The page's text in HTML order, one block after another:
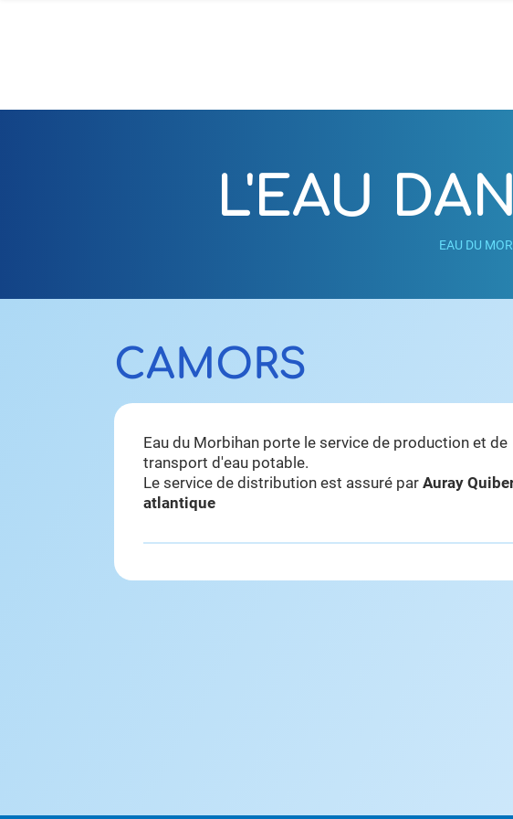
L'EAU
EAU DU
CAMORS
Eau du Morbihan porte le service de production et de
transport d'eau potable.
Le service de distribution est assuré parAuray
atlantique